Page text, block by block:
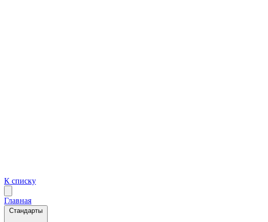
К списку
Главная
Стандарты